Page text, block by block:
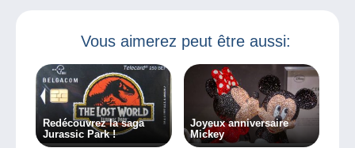
Vous aimerez peut être aussi:
Redécouvrez la saga
Jurassic Park !
Joyeux anniversaire
Mickey